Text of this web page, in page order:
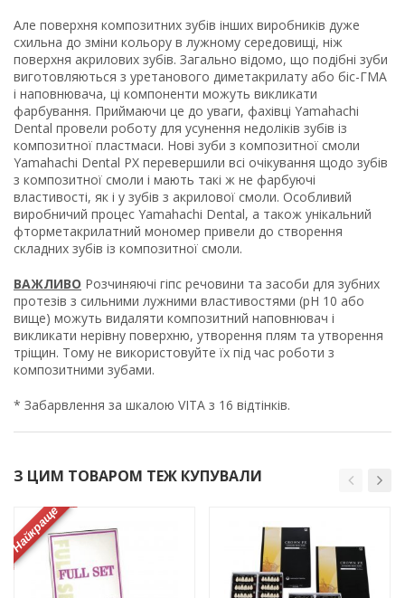
Але поверхня композитних зубів інших виробників дуже
схильна до зміни кольору в лужному середовищі, ніж
поверхня акрилових зубів. Загально відомо, що подібні зуби
виготовляються з уретанового диметакрилату або біс-ГМА
і наповнювача, ці компоненти можуть викликати
фарбування. Приймаючи це до уваги, фахівці Yamahachi
Dental провели роботу для усунення недоліків зубів із
композитної пластмаси. Нові зуби з композитної смоли
Yamahachi Dental PX перевершили всі очікування щодо зубів
з композитної смоли і мають такі ж не фарбуючі
властивості, як і у зубів з акрилової смоли. Особливий
виробничий процес Yamahachi Dental, а також унікальний
фторметакрилатний мономер привели до створення
складних зубів із композитної смоли.
ВАЖЛИВО Розчиняючі гіпс речовини та засоби для зубних
протезів з сильними лужними властивостями (pH 10 або
вище) можуть видаляти композитний наповнювач і
викликати нерівну поверхню, утворення плям та утворення
тріщин. Тому не використовуйте їх під час роботи з
композитними зубами.
* Забарвлення за шкалою VITA з 16 відтінків.
З ЦИМ ТОВАРОМ ТЕЖ КУПУВАЛИ
Найкраще